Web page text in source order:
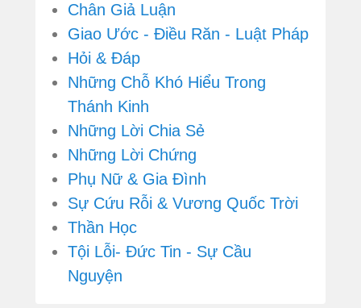
Chân Giả Luận
Giao Ước - Điều Răn - Luật Pháp
Hỏi & Đáp
Những Chỗ Khó Hiểu Trong
Thánh Kinh
Những Lời Chia Sẻ
Những Lời Chứng
Phụ Nữ & Gia Đình
Sự Cứu Rỗi & Vương Quốc Trời
Thần Học
Tội Lỗi- Đức Tin - Sự Cầu
Nguyện